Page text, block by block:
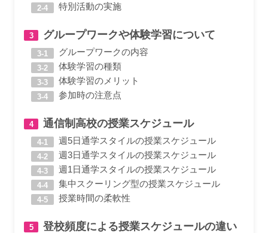
特別活動の実施
グループワークや体験学習について
グループワークの内容
体験学習の種類
体験学習のメリット
参加時の注意点
通信制高校の授業スケジュール
週5日通学スタイルの授業スケジュール
週3日通学スタイルの授業スケジュール
週1日通学スタイルの授業スケジュール
集中スクーリング型の授業スケジュール
授業時間の柔軟性
登校頻度による授業スケジュールの違い